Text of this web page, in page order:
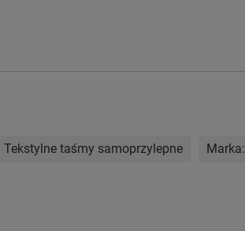
Tekstylne taśmy samoprzylepne Marka: